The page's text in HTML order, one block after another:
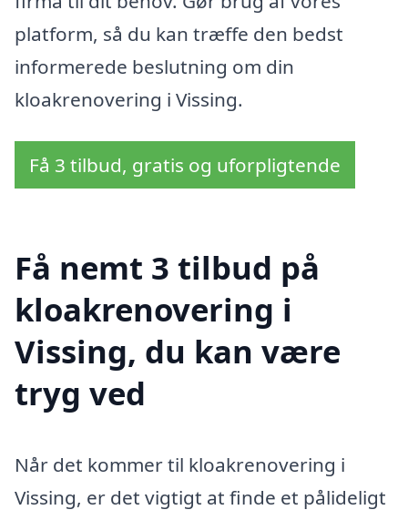
platform, så du kan træffe den bedst
informerede beslutning om din
kloakrenovering i Vissing.
Få 3 tilbud, gratis og uforpligtende
Få nemt 3 tilbud på
kloakrenovering i
Vissing, du kan være
tryg ved
Når det kommer til kloakrenovering i
Vissing, er det vigtigt at finde et pålideligt